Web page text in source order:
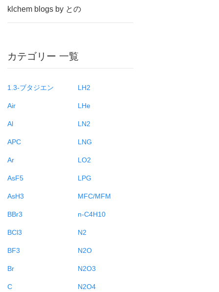
klchem blogs by との
カテゴリー 一覧
1.3-ブタジエン
Air
Al
APC
Ar
AsF5
AsH3
BBr3
BCl3
BF3
Br
C
LH2
LHe
LN2
LNG
LO2
LPG
MFC/MFM
n-C4H10
N2
N2O
N2O3
N2O4